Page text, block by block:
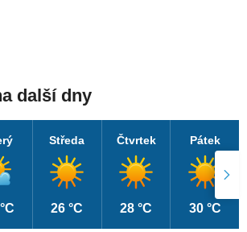
další dny
Středa
26 °C
Čtvrtek
28 °C
Pátek
30 °C